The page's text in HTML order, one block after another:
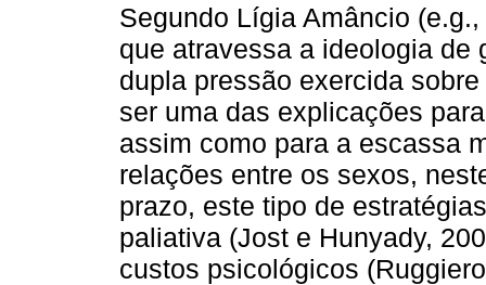
Segundo Lígia Amâncio
que atravessa a ideologia de
dupla pressão exercida
ser uma das explicações
assim como para a escassa
relações entre os sexos,
prazo, este tipo de
paliativa (Jost e Hunyady,
custos psicológicos